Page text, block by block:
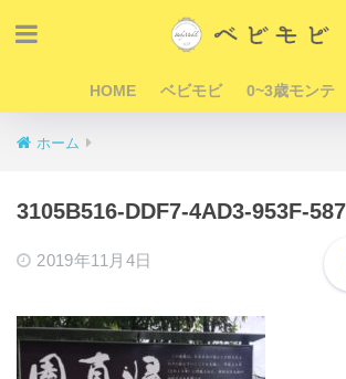
HOME ベビモビ 0~3歳モンテ
ホーム
3105B516-DDF7-4AD3-953F-
2019年11月4日